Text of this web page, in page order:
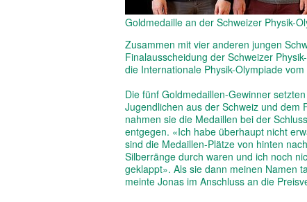
Goldmedaille an der Schweizer Physik-
Zusammen mit vier anderen jungen
Finalausscheidung der Schweizer
die Internationale Physik-Olympiade
Die fünf Goldmedaillen-Gewinner
Jugendlichen aus der Schweiz und dem
nahmen sie die Medaillen bei der
entgegen. «Ich habe überhaupt nicht
sind die Medaillen-Plätze von hinten
Silberränge durch waren und ich noch
geklappt». Als sie dann meinen Namen
meinte Jonas im Anschluss an die